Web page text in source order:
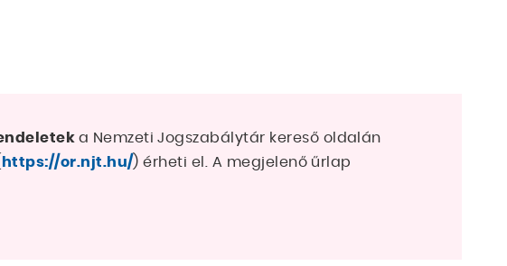
a Nemzeti Jogszabálytár kereső oldalán
https://or.njt.hu/) érheti el. A megjelenő űrlap